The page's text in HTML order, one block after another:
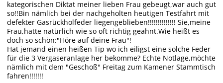
kategorischen Diktat meiner lieben Frau gebeugt,war auch gut
so!!Bin nämlich bei der nachgeholten heutigen Testfahrt mit
defekter Gasrückholfeder liegengeblieben!!!!!!!!!!!!!! Sie,meine
Frau,hatte natürlich wie so oft richtig geahnt.Wie heißt es
doch so schön:"Höre auf deine Frau"!
Hat jemand einen heißen Tip wo ich eiligst eine solche Feder
für die 3 Vergaseranlage her bekomme? Echte Notlage,möchte
nämlich mit dem "Geschoß" Freitag zum Kamener Stammtisch
fahren!!!!!!!